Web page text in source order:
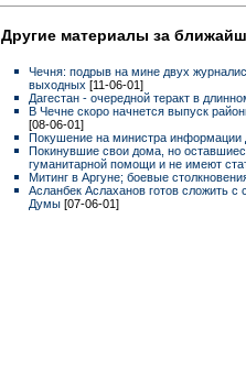
Другие материалы за
Чечня: подрыв на мине двух
выходных [11-06-01]
Дагестан - очередной теракт в
В Чечне скоро начнется выпуск
[08-06-01]
Покушение на министра информации
Покинувшие свои дома, но
гуманитарной помощи и не имеют
Митинг в Аргуне; боевые
Асланбек Аслаханов готов сложить с
Думы [07-06-01]